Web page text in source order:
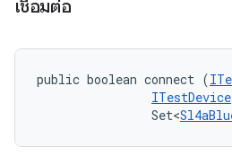
เชื่อมต่อ
public boolean connect (
ITestDevice
                Set<